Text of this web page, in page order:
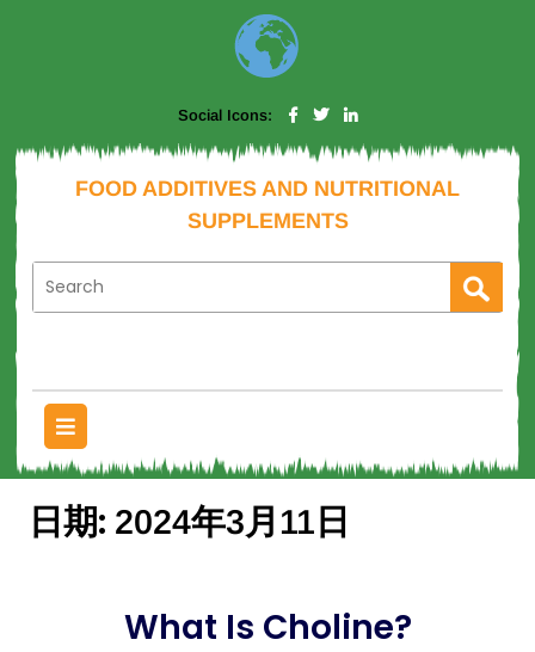
Social Icons:
FOOD ADDITIVES AND NUTRITIONAL
SUPPLEMENTS
日期: 2024年3月11日
What Is Choline?